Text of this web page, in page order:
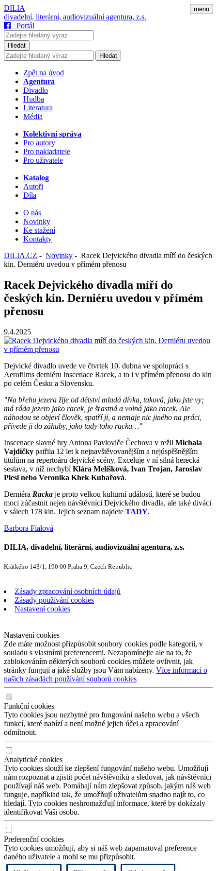
menu
DILIA
divadelní, literární, audiovizuální agentura, z.s.
Portál
Hledat
Hledat
Zpět na úvod
Agentura
Divadlo
Hudba
Literatura
Média
Kolektivní správa
Pro autory
Pro nakladatele
Pro uživatele
Katalog
Autoři
Díla
O nás
Novinky
Ke stažení
Kontakty
DILIA.CZ - Novinky - Racek Dejvického divadla míří do českých
kin. Derniéru uvedou v přímém přenosu
Racek Dejvického divadla míří do
českých kin. Derniéru uvedou v přímém
přenosu
9.4.2025
Dejvické divadlo uvede ve čtvrtek 10. dubna ve spolupráci s
Aerofilms derniéru inscenace Racek, a to i v přímém přenosu do kin
po celém Česku a Slovensku.
"Na břehu jezera žije od dětství mladá dívka, taková, jako jste vy;
má ráda jezero jako racek, je šťastná a volná jako racek. Ale
náhodou se objeví člověk, spatří ji, a nemaje nic jiného na práci,
přivede ji do záhuby, jako tady toho racka…"
Inscenace slavné hry Antona Pavloviče Čechova v režii Michala
Vajdičky patřila 12 let k nejnavštěvovanějším a nejúspěšnějším
titulům na repertoáru dejvické scény. Exceluje v ní silná herecká
sestava, v níž nechybíKlára Melíšková, Ivan Trojan, Jaroslav
Plesl nebo Veronika Khek Kubařová.
Derniéra Racka je proto velkou kulturní událostí, které se budou
moci zúčastnit nejen návštěvníci Dejvického divadla, ale také diváci
v sálech 178 kin. Jejich seznam najdete TADY.
Barbora Fialová
DILIA, divadelní, literární, audiovizuální agentura, z.s.
Krátkého 143/1, 190 00 Praha 9, Czech Republic
Zásady zpracování osobních údajů
Zásady používání cookies
Nastavení cookies
Nastavení cookies
Zde máte možnost přizpůsobit soubory cookies podle kategorií, v
souladu s vlastními preferencemi. Nezapomínejte ale na to, že
zablokováním některých souborů cookies můžete ovlivnit, jak
stránky fungují a jaké služby jsou Vám nabízeny. Více informací o
našich zásadách používání souborů cookies
Funkční cookies
Tyto cookies jsou nezbytné pro fungování našeho webu a všech
funkcí, které nabízí a není možné jejich účel a zpracování
odmítnout.
Analytické cookies
Tyto cookies slouží ke zlepšení fungování našeho webu. Umožňují
nám rozpoznat a zjistit počet návštěvníků a sledovat, jak návštěvníci
používají náš web. Pomáhají nám zlepšovat způsob, jakým náš web
funguje, například tak, že umožňují uživatelům snadno najít to, co
hledají. Tyto cookies neshromažďují informace, které by dokázaly
identifikovat Vaši osobu.
Preferenční cookies
Tyto cookies umožňují, aby si náš web zapamatoval preference
daného uživatele a mohl se mu přizpůsobit.